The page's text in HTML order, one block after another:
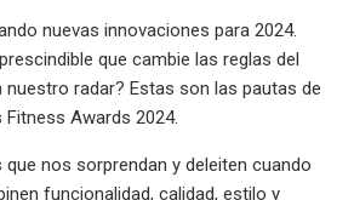
nuevas innovaciones para 2024.
que cambie las reglas del
nuestro radar? Estas son las pautas de
Awards 2024.
nos sorprendan y deleiten cuando
funcionalidad, calidad, estilo y